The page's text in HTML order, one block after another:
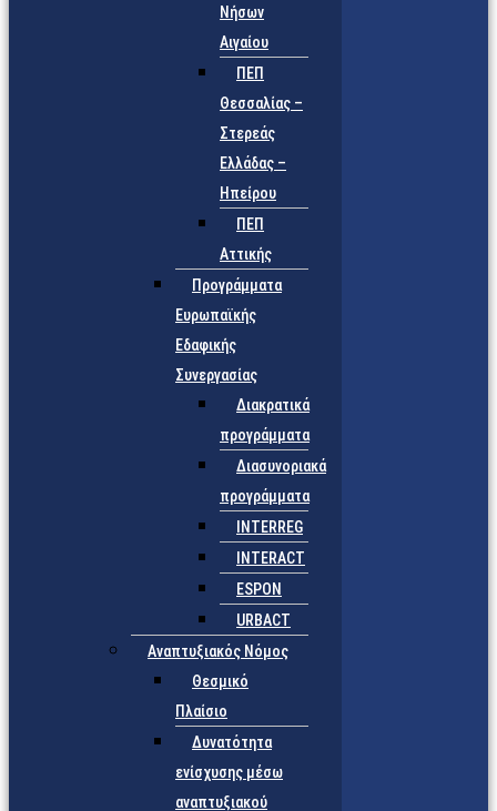
Νήσων
Αιγαίου
ΠΕΠ
Θεσσαλίας –
Στερεάς
Ελλάδας –
Ηπείρου
ΠΕΠ
Αττικής
Προγράμματα
Ευρωπαϊκής
Εδαφικής
Συνεργασίας
Διακρατικά
προγράμματα
Διασυνοριακά
προγράμματα
INTERREG
INTERACT
ESPON
URBACT
Αναπτυξιακός Νόμος
Θεσμικό
Πλαίσιο
Δυνατότητα
ενίσχυσης μέσω
αναπτυξιακού